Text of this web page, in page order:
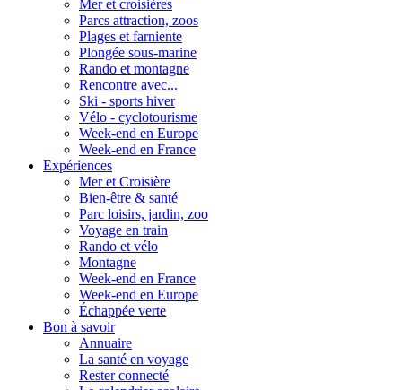
Mer et croisières
Parcs attraction, zoos
Plages et farniente
Plongée sous-marine
Rando et montagne
Rencontre avec...
Ski - sports hiver
Vélo - cyclotourisme
Week-end en Europe
Week-end en France
Expériences
Mer et Croisière
Bien-être & santé
Parc loisirs, jardin, zoo
Voyage en train
Rando et vélo
Montagne
Week-end en France
Week-end en Europe
Échappée verte
Bon à savoir
Annuaire
La santé en voyage
Rester connecté